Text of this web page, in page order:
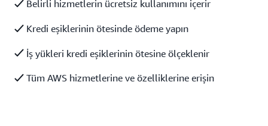
Belirli hizmetlerin ücretsiz kullanımını içerir
Kredi eşiklerinin ötesinde ödeme yapın
İş yükleri kredi eşiklerinin ötesine ölçeklenir
Tüm AWS hizmetlerine ve özelliklerine erişin